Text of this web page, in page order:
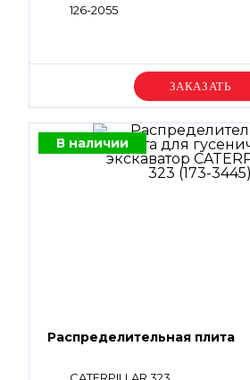
126-2055
Уточняйте цену
В наличии
Распределительная плита